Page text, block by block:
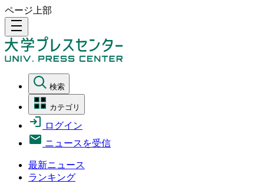
ページ上部
density_medium
検索
カテゴリ
ログイン
ニュースを受信
最新ニュース
ランキング